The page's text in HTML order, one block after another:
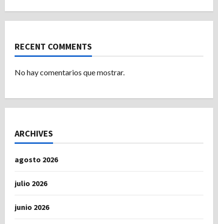
RECENT COMMENTS
No hay comentarios que mostrar.
ARCHIVES
agosto 2026
julio 2026
junio 2026